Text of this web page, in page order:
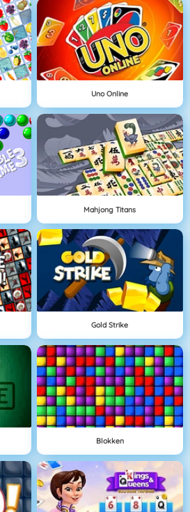
Uno Online
Mahjong Titans
Gold Strike
Blokken